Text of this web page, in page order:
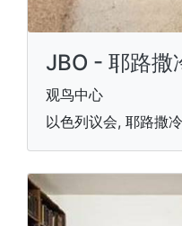
JBO - 耶路撒
观鸟中心
以色列议会, 耶路撒冷